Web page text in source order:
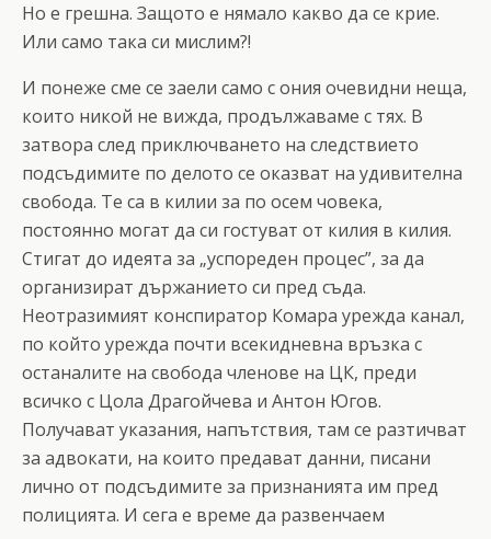
Но е грешна. Защото е нямало какво да се крие.
Или само така си мислим?!
И понеже сме се заели само с ония очевидни неща,
които никой не вижда, продължаваме с тях. В
затвора след приключването на следствието
подсъдимите по делото се оказват на удивителна
свобода. Те са в килии за по осем човека,
постоянно могат да си гостуват от килия в килия.
Стигат до идеята за „успореден процес”, за да
организират държанието си пред съда.
Неотразимият конспиратор Комара урежда канал,
по който урежда почти всекидневна връзка с
останалите на свобода членове на ЦК, преди
всичко с Цола Драгойчева и Антон Югов.
Получават указания, напътствия, там се разтичват
за адвокати, на които предават данни, писани
лично от подсъдимите за признанията им пред
полицията. И сега е време да развенчаем